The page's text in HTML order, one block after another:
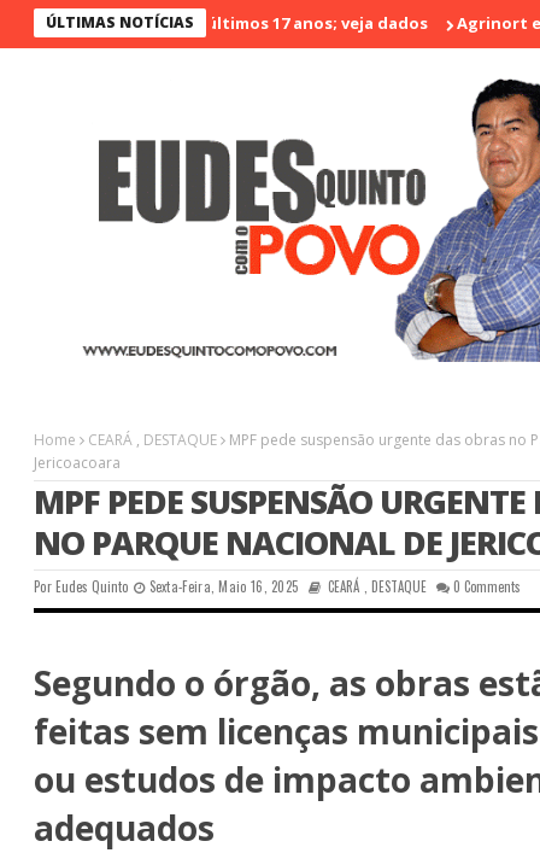
ÚLTIMAS NOTÍCIAS
violento nos últimos 17 anos; veja dados Agrinort em
Home CEARÁ , DESTAQUE
MPF pede suspensão urgente das obras no
Jericoacoara
MPF PEDE SUSPENSÃO
NO PARQUE NACIONAL DE
PorEudes Quinto Sexta-Feira, Maio 16, 2025 CEARÁ ,DESTAQUE 0 Comments
Segundo o órgão, as obras
feitas sem licenças
ou estudos de impacto
adequados